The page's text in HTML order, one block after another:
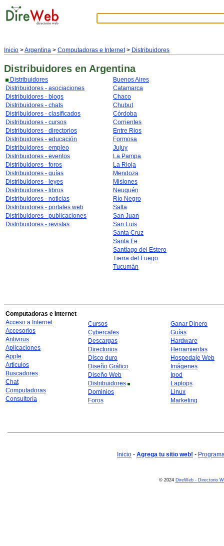
Inicio >Argentina > Computadoras e Internet> Distribuidores
Distribuidores en Argentina
Distribuidores
Distribuidores - asociaciones
Distribuidores - blogs
Distribuidores - chats
Distribuidores - clasificados
Distribuidores - cursos
Distribuidores - directorios
Distribuidores - educación
Distribuidores - empleo
Distribuidores - eventos
Distribuidores - foros
Distribuidores - guías
Distribuidores - leyes
Distribuidores - libros
Distribuidores - noticias
Distribuidores - portales web
Distribuidores - publicaciones
Distribuidores - revistas
Buenos Aires
Catamarca
Chaco
Chubut
Córdoba
Corrientes
Entre Rios
Formosa
Jujuy
La Pampa
La Rioja
Mendoza
Misiones
Neuquén
Río Negro
Salta
San Juan
San Luis
Santa Cruz
Santa Fe
Santiago del Estero
Tierra del Fuego
Tucumán
Computadoras e Internet
Acceso a Internet
Accesorios
Antivirus
Aplicaciones
Apple
Artículos
Buscadores
Chat
Computadoras
Consultoría
Cursos
Cybercafes
Descargas
Directorios
Disco duro
Diseño Gráfico
Diseño Web
Distribuidores
Dominios
Foros
Ganar Dinero
Guías
Hardware
Herramientas
Hospedaje Web
Imágenes
Ipod
Laptops
Linux
Marketing
Inicio - Agrega tu sitio web! -
© 2024 DireWeb - Directorio